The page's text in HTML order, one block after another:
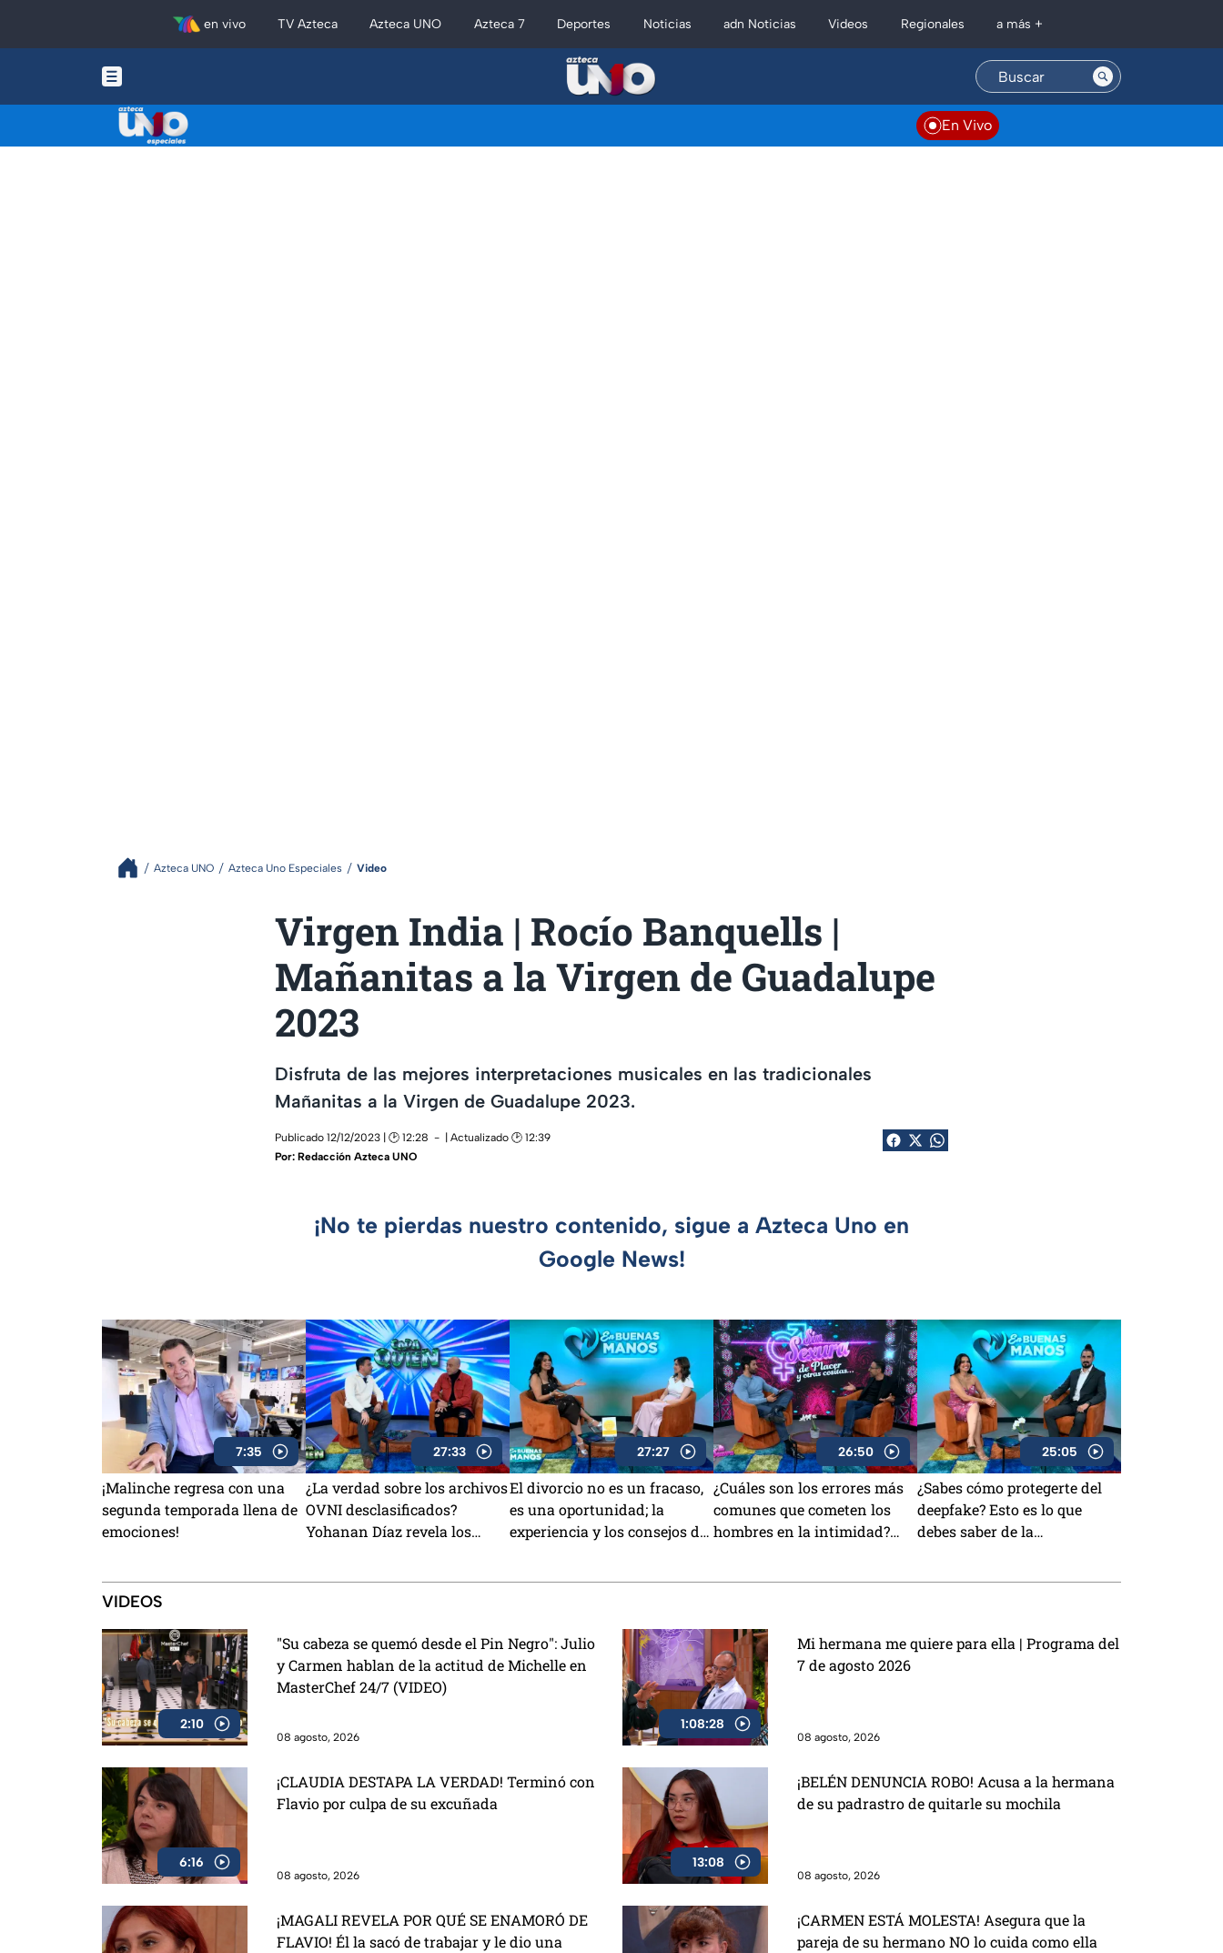
en vivo TV Azteca Azteca UNO Azteca 7 Deportes Noticias adn Noticias Videos Regionales a más +
En Vivo
Azteca UNO Azteca Uno Especiales Video
Virgen India | Rocío Banquells |
Mañanitas a la Virgen de Guadalupe
2023
Disfruta de las mejores interpretaciones musicales en las tradicionales
Mañanitas a la Virgen de Guadalupe 2023.
Publicado 12/12/2023 | 🕑 12:28
| Actualizado 🕑 12:39
Por: Redacción Azteca UNO
¡No te pierdas nuestro contenido, sigue a Azteca Uno en
Google News!
7:35
¡Malinche regresa con una
segunda temporada llena de
emociones!
27:33
¿La verdad sobre los archivos
OVNI desclasificados?
Yohanan Díaz revela los
27:27
El divorcio no es un fracaso,
es una oportunidad; la
experiencia y los consejos de
26:50
¿Cuáles son los errores más
comunes que cometen los
hombres en la intimidad?
25:05
¿Sabes cómo protegerte del
deepfake? Esto es lo que
debes saber de la
VIDEOS
2:10
"Su cabeza se quemó desde el Pin Negro": Julio
y Carmen hablan de la actitud de Michelle en
MasterChef 24/7 (VIDEO)
08 agosto, 2026
1:08:28
Mi hermana me quiere para ella | Programa del
7 de agosto 2026
08 agosto, 2026
6:16
¡CLAUDIA DESTAPA LA VERDAD! Terminó con
Flavio por culpa de su excuñada
08 agosto, 2026
13:08
¡BELÉN DENUNCIA ROBO! Acusa a la hermana
de su padrastro de quitarle su mochila
08 agosto, 2026
¡MAGALI REVELA POR QUÉ SE ENAMORÓ DE
FLAVIO! Él la sacó de trabajar y le dio una
¡CARMEN ESTÁ MOLESTA! Asegura que la
pareja de su hermano NO lo cuida como ella